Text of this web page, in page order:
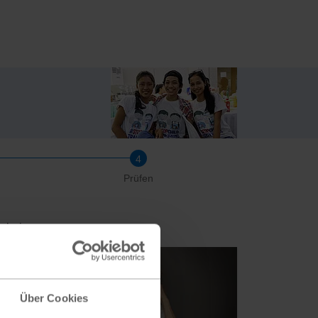
Über Cookies
Prüfen
bei.